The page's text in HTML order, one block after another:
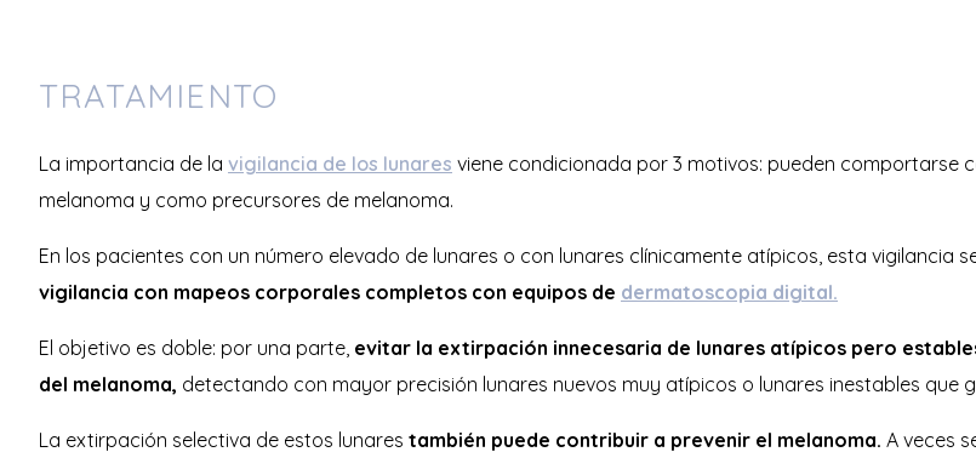
TRATAMIENTO
La importancia de la vigilancia de los lunares viene condicionada por 3 motivos: pueden comportarse
melanoma y como precursores de melanoma.
En los pacientes con un número elevado de lunares o con lunares clínicamente atípicos, esta vigilancia
vigilancia con mapeos corporales completos con equipos de dermatoscopia digital.
El objetivo es doble: por una parte, evitar la extirpación innecesaria de lunares atípicos pero
del melanoma, detectando con mayor precisión lunares nuevos muy atípicos o lunares inestables que
La extirpación selectiva de estos lunares también puede contribuir a prevenir el melanoma. A veces